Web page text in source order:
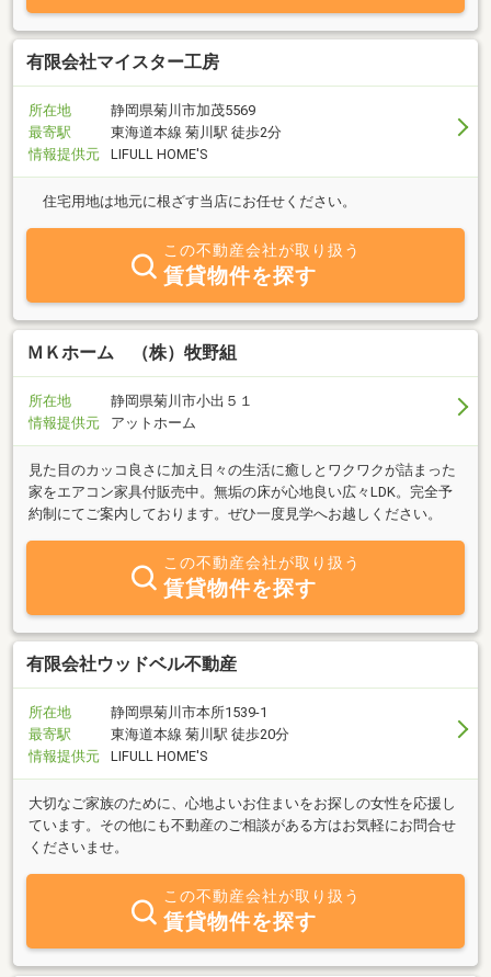
有限会社マイスター工房
所在地
静岡県菊川市加茂5569
最寄駅
東海道本線 菊川駅 徒歩2分
情報提供元
LIFULL HOME'S
住宅用地は地元に根ざす当店にお任せください。
この不動産会社が取り扱う
賃貸物件を探す
ＭＫホーム （株）牧野組
所在地
静岡県菊川市小出５１
情報提供元
アットホーム
見た目のカッコ良さに加え日々の生活に癒しとワクワクが詰まった
家をエアコン家具付販売中。無垢の床が心地良い広々LDK。完全予
約制にてご案内しております。ぜひ一度見学へお越しください。
この不動産会社が取り扱う
賃貸物件を探す
有限会社ウッドベル不動産
所在地
静岡県菊川市本所1539-1
最寄駅
東海道本線 菊川駅 徒歩20分
情報提供元
LIFULL HOME'S
大切なご家族のために、心地よいお住まいをお探しの女性を応援し
ています。その他にも不動産のご相談がある方はお気軽にお問合せ
くださいませ。
この不動産会社が取り扱う
賃貸物件を探す